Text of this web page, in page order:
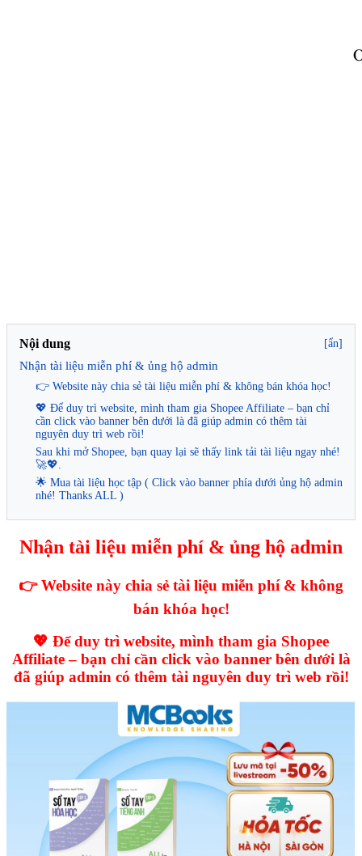
Nội dung [ẩn]
Nhận tài liệu miễn phí & ủng hộ admin
👉 Website này chia sẻ tài liệu miễn phí & không bán khóa học!
💖 Để duy trì website, mình tham gia Shopee Affiliate – bạn chỉ
cần click vào banner bên dưới là đã giúp admin có thêm tài
nguyên duy trì web rồi!
Sau khi mở Shopee, bạn quay lại sẽ thấy link tải tài liệu ngay nhé!
🚀💖.
🌟 Mua tài liệu học tập ( Click vào banner phía dưới ủng hộ admin
nhé! Thanks ALL )
Nhận tài liệu miễn phí & ủng hộ admin
👉 Website này chia sẻ tài liệu miễn phí & không
bán khóa học!
💖 Để duy trì website, mình tham gia Shopee
Affiliate – bạn chỉ cần click vào banner bên dưới là
đã giúp admin có thêm tài nguyên duy trì web rồi!